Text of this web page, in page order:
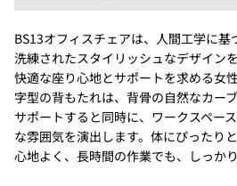
BS13オフィスチェアは、人間工学に基
洗練されたスタイリッシュなデザイン
快適な座り心地とサポートを求める女
字型の背もたれは、背骨の自然なカー
サポートすると同時に、ワークスペー
な雰囲気を演出します。体にぴったり
心地よく、長時間の作業でも、しっか